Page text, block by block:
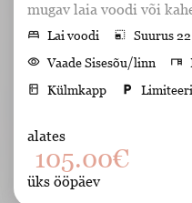
mugav laia voodi või
vaatega Tartu
bed Lai voodi photo_size_select_small Suurus
visibility Vaade Sisesõu/linn desk
kitchen Külmkapp local_parking
smoke_free Suitsetamine keelatud
liquor Minibaar
alates
105.00€
üks ööpäev